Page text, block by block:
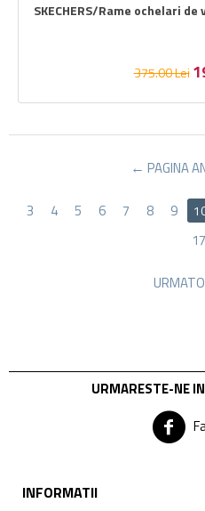
SKECHERS/Rame ochelari
375.00Lei
PAGINA
3 4 5 6 7 8 9
17
URMARESTE-NE
INFORMATII